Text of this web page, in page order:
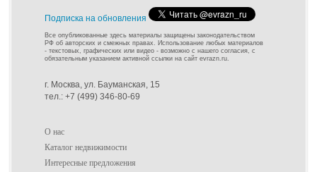
Подписка на обновления
Все опубликованные здесь материалы защищены законодательством
РФ об авторских и смежных правах. Использование любых материалов
- текстовых, графических или видео - возможно с нашего согласия, с
обязательным указанием активной ссылки на сайт evrazn.ru.
г. Москва, ул. Бауманская, 15
тел.: +7 (499) 346-80-69
О нас
Каталог недвижимости
Интересные предложения